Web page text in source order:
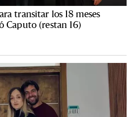
transitar los 18 meses
Caputo (restan 16)